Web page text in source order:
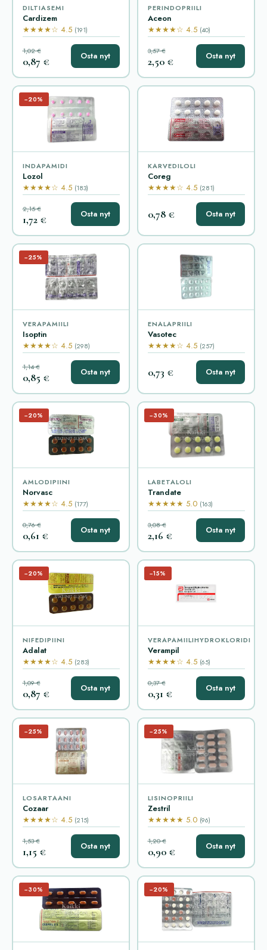
DILTIASEMI
Cardizem
★★★★☆ 4.5 (191)
1,02 €
0,87 € Osta nyt
PERINDOPRIILI
Aceon
★★★★☆ 4.5 (40)
3,57 €
2,50 € Osta nyt
−20%
INDAPAMIDI
Lozol
★★★★☆ 4.5 (183)
2,15 €
1,72 € Osta nyt
KARVEDILOLI
Coreg
★★★★☆ 4.5 (281)
0,78 € Osta nyt
−25%
VERAPAMIILI
Isoptin
★★★★☆ 4.5 (298)
1,14 €
0,85 € Osta nyt
ENALAPRIILI
Vasotec
★★★★☆ 4.5 (257)
0,73 € Osta nyt
−20%
AMLODIPIINI
Norvasc
★★★★☆ 4.5 (177)
0,76 €
0,61 € Osta nyt
−30%
LABETALOLI
Trandate
★★★★★ 5.0 (163)
3,08 €
2,16 € Osta nyt
−20%
NIFEDIPIINI
Adalat
★★★★☆ 4.5 (283)
1,09 €
0,87 € Osta nyt
−15%
VERAPAMIILIHYDROKLORIDI
Verampil
★★★★☆ 4.5 (65)
0,37 €
0,31 € Osta nyt
−25%
LOSARTAANI
Cozaar
★★★★☆ 4.5 (215)
1,53 €
1,15 € Osta nyt
−25%
LISINOPRIILI
Zestril
★★★★★ 5.0 (96)
1,20 €
0,90 € Osta nyt
−30% −20%